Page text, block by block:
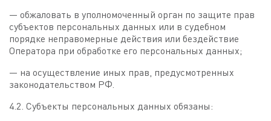
— обжаловать в уполномоченный орган по защите прав
субъектов персональных данных или в судебном
порядке неправомерные действия или бездействие
Оператора при обработке его персональных данных;
— на осуществление иных прав, предусмотренных
законодательством РФ.
4.2. Субъекты персональных данных обязаны: